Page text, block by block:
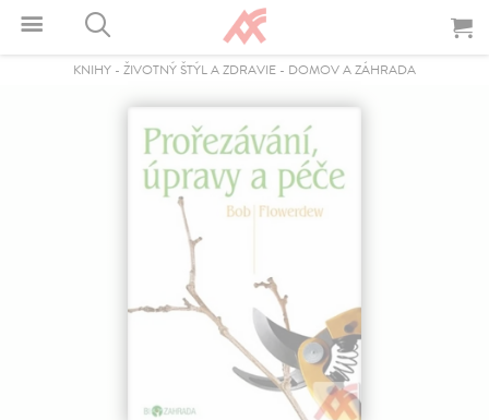
KNIHY - ŽIVOTNÝ ŠTÝL A ZDRAVIE - DOMOV A ZÁHRADA